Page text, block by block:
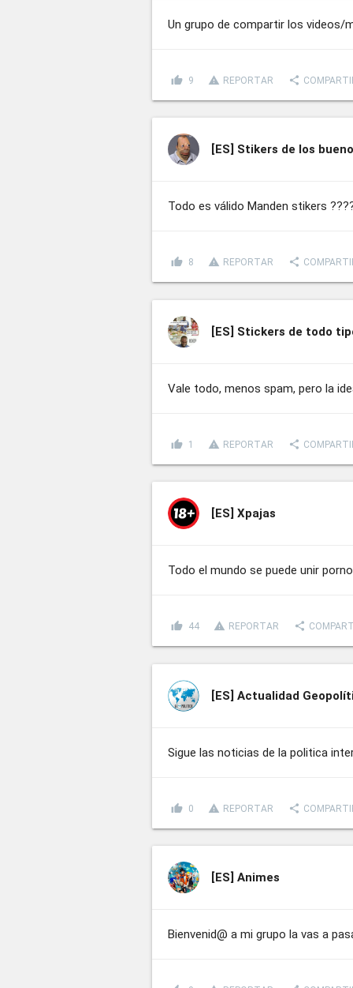
Un grupo de compartir los videos/
thumb_up 9 report_problem REPORTAR share
[ES] Stikers de los
Todo es válido Manden stikers
thumb_up 8 report_problem REPORTAR share
[ES] Stickers de todo
Vale todo, menos spam, pero la
thumb_up 1 report_problem REPORTAR share
[ES]Xpajas
Todo el mundo se puede unir
thumb_up 44 report_problem REPORTAR share
[ES]Actualidad
Sigue las noticias de la politica
thumb_up 0 report_problem REPORTAR share
[ES]Animes
Bienvenid@ a mi grupo la vas a